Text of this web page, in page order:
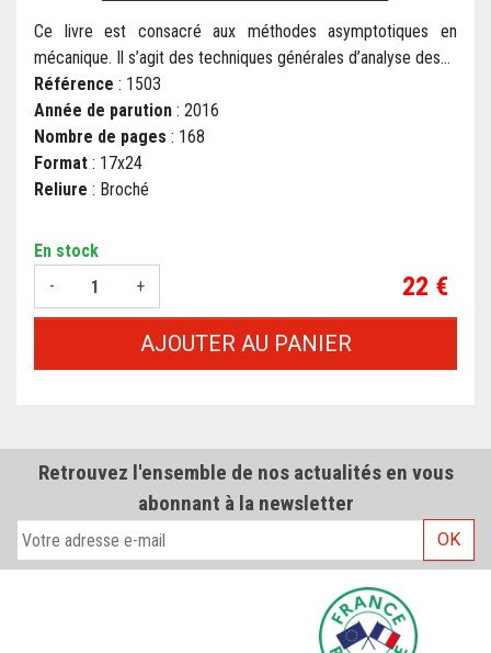
Ce livre est consacré aux méthodes asymptotiques en
mécanique. Il s’agit des techniques générales d’analyse des...
Référence : 1503
Année de parution : 2016
Nombre de pages : 168
Format : 17x24
Reliure : Broché
En stock
-
+ Prix
22 €
AJOUTER AU PANIER
Retrouvez l'ensemble de nos actualités en vous
abonnant à la newsletter
OK